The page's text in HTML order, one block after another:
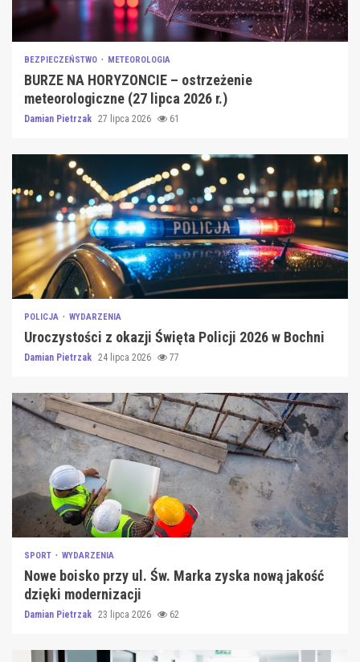
BEZPIECZEŃSTWO METEOROLOGIA
BURZE NA HORYZONCIE – ostrzeżenie
meteorologiczne (27 lipca 2026 r.)
Damian Pietrzak 27 lipca 2026 61
POLICJA WYDARZENIA
Uroczystości z okazji Święta Policji 2026 w Bochni
Damian Pietrzak 24 lipca 2026 77
SPORT WYDARZENIA
Nowe boisko przy ul. Św. Marka zyska nową jakość
dzięki modernizacji
Damian Pietrzak 23 lipca 2026 62